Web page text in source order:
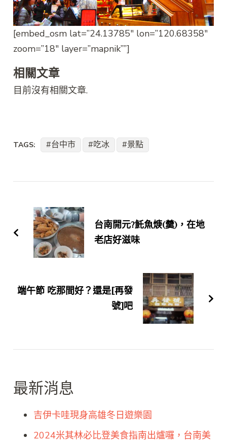
[embed_osm lat=”24.13785″ lon=”120.68358″
zoom=”18″ layer=”mapnik””]
相關文章
目前沒有相關文章.
TAGS: 台中市 吃冰 景點
Navigation台南開元?魠魚焿(羹)，在地
老店好滋味
端午節 吃那間好？還是[再發
號]吧
最新消息
吉伊卡哇現身高雄冬日遊樂園
2024米其林必比登美食指南出爐囉，台南美